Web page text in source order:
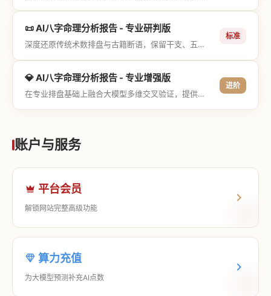
📜 AI八字命理分析报告 - 专业研判版
深度还原传统术数排盘与古籍断语，保留干支、五行与神煞等专业术语，适合追求严谨考证与具备易学基础的用户。
标准
💎 AI八字命理分析报告 - 专业增强版
在专业排盘基础上融合大模型多维交叉验证，提供更详尽的流年推演、应期运筹、象意深度剖析，以及全方位的运筹决策指导。
进阶
账户与服务
平台会员
解锁网站完整高级功能
算力充值
为大模型预测补充AI点数